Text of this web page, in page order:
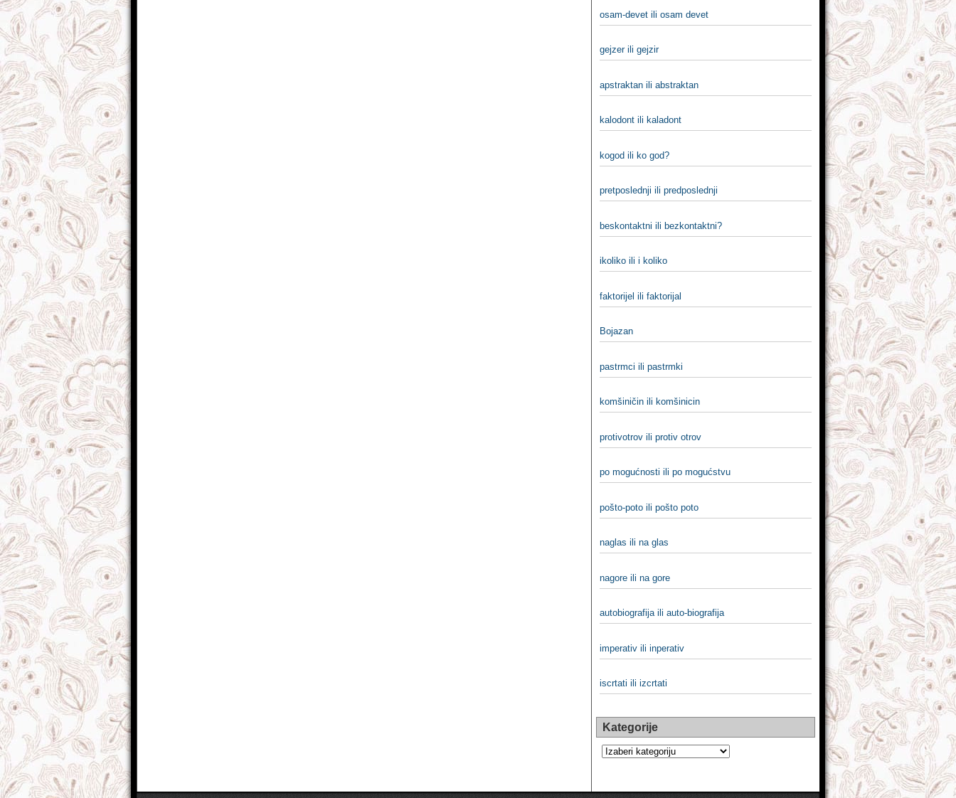
osam-devet ili osam devet
gejzer ili gejzir
apstraktan ili abstraktan
kalodont ili kaladont
kogod ili ko god?
pretposlednji ili predposlednji
beskontaktni ili bezkontaktni?
ikoliko ili i koliko
faktorijel ili faktorijal
Bojazan
pastrmci ili pastrmki
komšiničin ili komšinicin
protivotrov ili protiv otrov
po mogućnosti ili po mogućstvu
pošto-poto ili pošto poto
naglas ili na glas
nagore ili na gore
autobiografija ili auto-biografija
imperativ ili inperativ
iscrtati ili izcrtati
Kategorije
Kategorije